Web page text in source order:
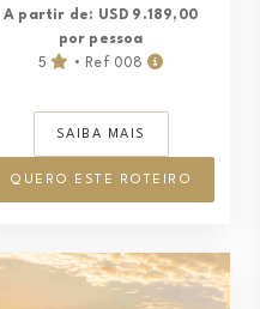
A partir de: USD 9.189,00
por pessoa
5
• Ref 008
SAIBA MAIS
QUERO ESTE ROTEIRO